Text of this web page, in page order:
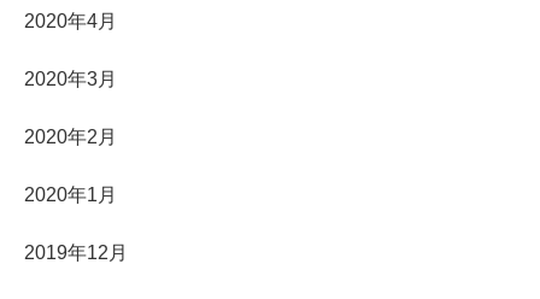
2020年4月
2020年3月
2020年2月
2020年1月
2019年12月